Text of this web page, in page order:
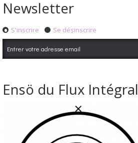
Newsletter
S'inscrire Se désinscrire
Ensö du Flux Intégral